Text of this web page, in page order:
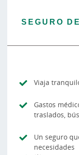
SEGURO
Viaja
Gastos
traslados,
Un seguro
necesidades